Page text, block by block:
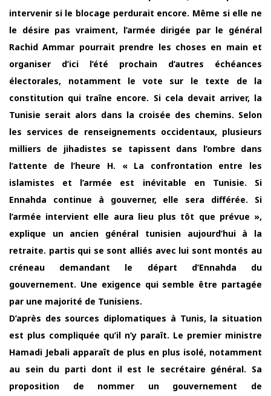
intervenir si le blocage perdurait encore. Même si elle ne
le désire pas vraiment, l’armée dirigée par le général
Rachid Ammar pourrait prendre les choses en main et
organiser d’ici l’été prochain d’autres échéances
électorales, notamment le vote sur le texte de la
constitution qui traîne encore. Si cela devait arriver, la
Tunisie serait alors dans la croisée des chemins. Selon
les services de renseignements occidentaux, plusieurs
milliers de jihadistes se tapissent dans l’ombre dans
l’attente de l’heure H. « La confrontation entre les
islamistes et l’armée est inévitable en Tunisie. Si
Ennahda continue à gouverner, elle sera différée. Si
l’armée intervient elle aura lieu plus tôt que prévue »,
explique un ancien général tunisien aujourd’hui à la
retraite. partis qui se sont alliés avec lui sont montés au
créneau demandant le départ d’Ennahda du
gouvernement. Une exigence qui semble être partagée
par une majorité de Tunisiens.
D’après des sources diplomatiques à Tunis, la situation
est plus compliquée qu’il n’y paraît. Le premier ministre
Hamadi Jebali apparaît de plus en plus isolé, notamment
au sein du parti dont il est le secrétaire général. Sa
proposition de nommer un gouvernement de